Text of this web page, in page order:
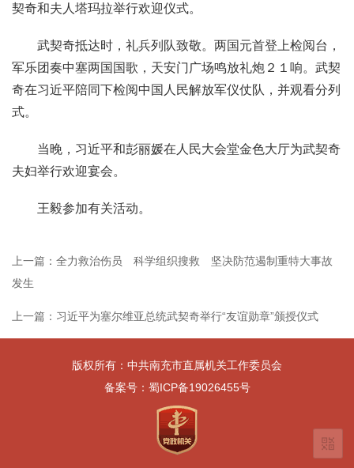
契奇和夫人塔玛拉举行欢迎仪式。
武契奇抵达时，礼兵列队致敬。两国元首登上检阅台，
军乐团奏中塞两国国歌，天安门广场鸣放礼炮２１响。武契
奇在习近平陪同下检阅中国人民解放军仪仗队，并观看分列
式。
当晚，习近平和彭丽媛在人民大会堂金色大厅为武契奇
夫妇举行欢迎宴会。
王毅参加有关活动。
上一篇：全力救治伤员 科学组织搜救 坚决防范遏制重特大事故
发生
上一篇：习近平为塞尔维亚总统武契奇举行“友谊勋章”颁授仪式
版权所有： 中共南充市直属机关工作委员会
备案号： 蜀ICP备19026455号